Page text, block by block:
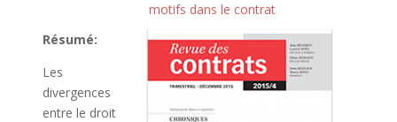
motifs dans le contrat
Résumé:
Les
divergences
entre le droit